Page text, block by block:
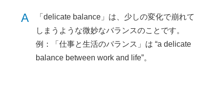
A
「delicate balance」は、少しの変化で崩れて
しまうような微妙なバランスのことです。
例：「仕事と生活のバランス」は “a delicate
balance between work and life”。